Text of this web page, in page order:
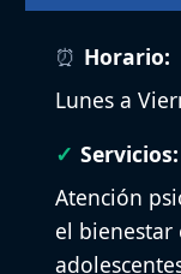
Horario:
Lunes a
Servicios:
Atención
el bienestar